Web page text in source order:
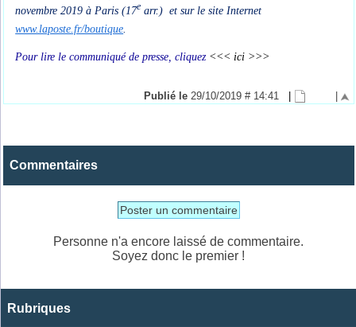
novembre 2019 à Paris (17e arr.)et sur le site Internet
www.laposte.fr/boutique
Pour lire le communiqué de presse, cliquez <<< ici >>>
Publié le 29/10/2019 # 14:41 | |
Commentaires
Poster un commentaire
Personne n'a encore laissé de commentaire.
Soyez donc le premier !
Rubriques